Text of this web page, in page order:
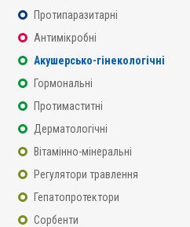
Протипаразитарні
Антимікробні
Акушерсько-гінекологічні
Гормональні
Протимаститні
Дерматологічні
Вітамінно-мінеральні
Регулятори травлення
Гепатопротектори
Сорбенти